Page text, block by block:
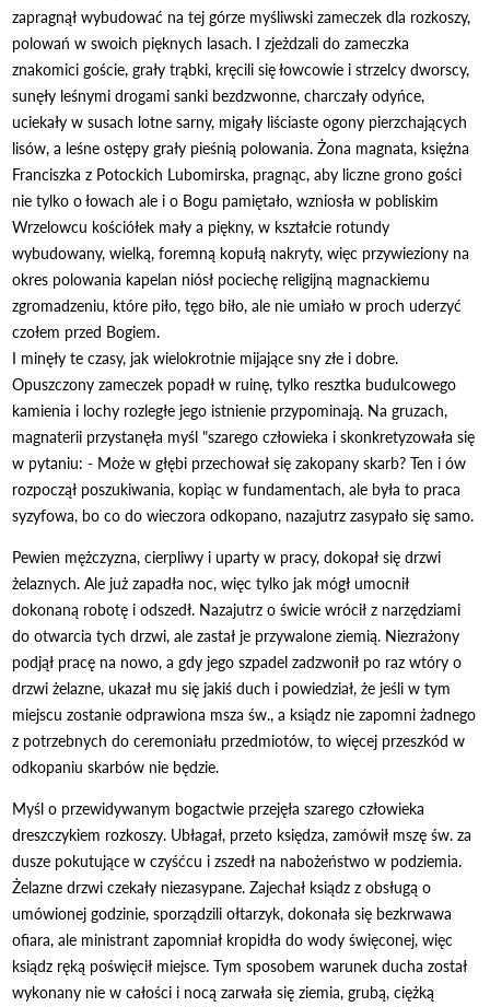
zapragnął wybudować na tej górze myśliwski zameczek dla rozkoszy,
polowań w swoich pięknych lasach. I zjeżdzali do zameczka
znakomici goście, grały trąbki, kręcili się łowcowie i strzelcy dworscy,
sunęły leśnymi drogami sanki bezdzwonne, charczały odyńce,
uciekały w susach lotne sarny, migały liściaste ogony pierzchających
lisów, a leśne ostępy grały pieśnią polowania. Żona magnata, księżna
Franciszka z Potockich Lubomirska, pragnąc, aby liczne grono gości
nie tylko o łowach ale i o Bogu pamiętało, wzniosła w pobliskim
Wrzelowcu kościółek mały a piękny, w kształcie rotundy
wybudowany, wielką, foremną kopułą nakryty, więc przywieziony na
okres polowania kapelan niósł pociechę religijną magnackiemu
zgromadzeniu, które piło, tęgo biło, ale nie umiało w proch uderzyć
czołem przed Bogiem.
I minęły te czasy, jak wielokrotnie mijające sny złe i dobre.
Opuszczony zameczek popadł w ruinę, tylko resztka budulcowego
kamienia i lochy rozległe jego istnienie przypominają. Na gruzach,
magnaterii przystanęła myśl "szarego człowieka i skonkretyzowała się
w pytaniu: - Może w głębi przechował się zakopany skarb? Ten i ów
rozpoczął poszukiwania, kopiąc w fundamentach, ale była to praca
syzyfowa, bo co do wieczora odkopano, nazajutrz zasypało się samo.
Pewien mężczyzna, cierpliwy i uparty w pracy, dokopał się drzwi
żelaznych. Ale już zapadła noc, więc tylko jak mógł umocnił
dokonaną robotę i odszedł. Nazajutrz o świcie wrócił z narzędziami
do otwarcia tych drzwi, ale zastał je przywalone ziemią. Niezrażony
podjął pracę na nowo, a gdy jego szpadel zadzwonił po raz wtóry o
drzwi żelazne, ukazał mu się jakiś duch i powiedział, że jeśli w tym
miejscu zostanie odprawiona msza św., a ksiądz nie zapomni żadnego
z potrzebnych do ceremoniału przedmiotów, to więcej przeszkód w
odkopaniu skarbów nie będzie.
Myśl o przewidywanym bogactwie przejęła szarego człowieka
dreszczykiem rozkoszy. Ubłagał, przeto księdza, zamówił mszę św. za
dusze pokutujące w czyśćcu i zszedł na nabożeństwo w podziemia.
Żelazne drzwi czekały niezasypane. Zajechał ksiądz z obsługą o
umówionej godzinie, sporządzili ołtarzyk, dokonała się bezkrwawa
ofiara, ale ministrant zapomniał kropidła do wody święconej, więc
ksiądz ręką poświęcił miejsce. Tym sposobem warunek ducha został
wykonany nie w całości i nocą zarwała się ziemia, grubą, ciężką